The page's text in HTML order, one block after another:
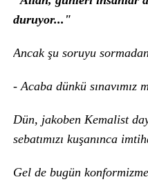
duruyor..."
Ancak şu soruyu
- Acaba dünkü sınavımız
Dün, jakoben Kemalist
sebatımızı kuşanınca
Gel de bugün